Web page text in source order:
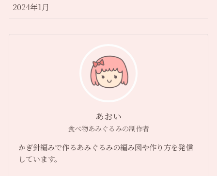
2024年1月
あおい
食べ物あみぐるみの制作者
かぎ針編みで作るあみぐるみの編み図や作り方を発信
しています。